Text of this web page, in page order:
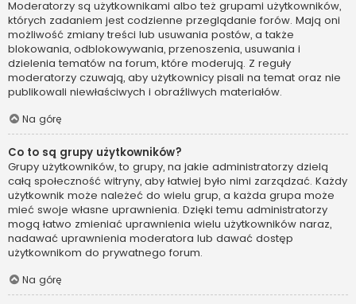
Moderatorzy są użytkownikami albo też grupami użytkowników,
których zadaniem jest codzienne przeglądanie forów. Mają oni
możliwość zmiany treści lub usuwania postów, a także
blokowania, odblokowywania, przenoszenia, usuwania i
dzielenia tematów na forum, które moderują. Z reguły
moderatorzy czuwają, aby użytkownicy pisali na temat oraz nie
publikowali niewłaściwych i obraźliwych materiałów.
Na górę
Co to są grupy użytkowników?
Grupy użytkowników, to grupy, na jakie administratorzy dzielą
całą społeczność witryny, aby łatwiej było nimi zarządzać. Każdy
użytkownik może należeć do wielu grup, a każda grupa może
mieć swoje własne uprawnienia. Dzięki temu administratorzy
mogą łatwo zmieniać uprawnienia wielu użytkowników naraz,
nadawać uprawnienia moderatora lub dawać dostęp
użytkownikom do prywatnego forum.
Na górę